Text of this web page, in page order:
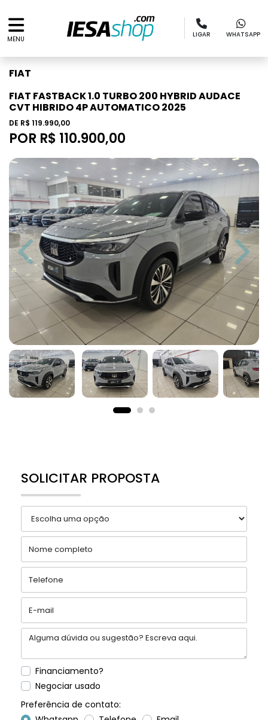
MENU
LIGAR WHATSAPP
FIAT
FIAT FASTBACK 1.0 TURBO 200 HYBRID AUDACE
CVT HIBRIDO 4P AUTOMATICO 2025
DE R$ 119.990,00
POR R$ 110.900,00
Previous Next
SOLICITAR PROPOSTA
Financiamento?
Negociar usado
Preferência de contato: